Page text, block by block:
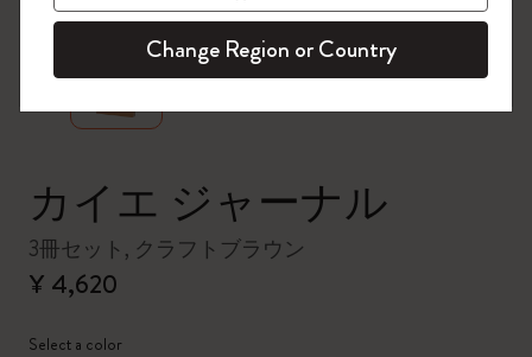
カイエ ジャーナル
3冊セット, クラフトブラウン
¥ 4,620
Select a color
今すぐ会員登録 !
Change Region or Country